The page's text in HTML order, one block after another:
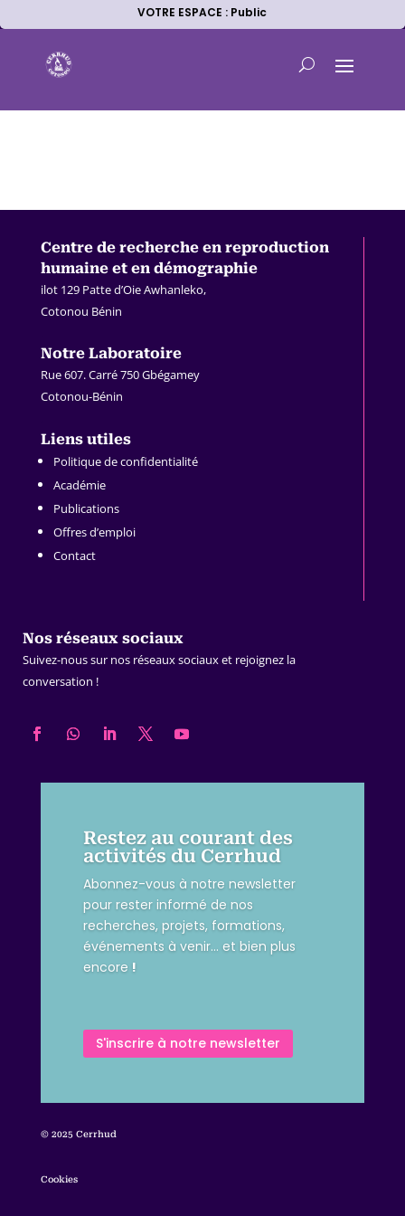
VOTRE ESPACE : Public
Centre de recherche en reproduction
humaine et en démographie
ilot 129 Patte d’Oie Awhanleko,
Cotonou Bénin
Notre Laboratoire
Rue 607. Carré 750 Gbégamey
Cotonou-Bénin
Liens utiles
Politique de confidentialité
Académie
Publications
Offres d’emploi
Contact
Nos réseaux sociaux
Suivez-nous sur nos réseaux sociaux et rejoignez la
conversation !
Restez au courant des
activités du Cerrhud
Abonnez-vous à notre newsletter
pour rester informé de nos
recherches, projets, formations,
événements à venir… et bien plus
encore !
S'inscrire à notre newsletter
© 2025 Cerrhud
Cookies